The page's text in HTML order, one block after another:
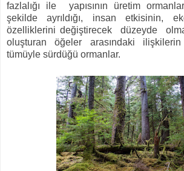
fazlalığı ile yapısının üretim
şekilde ayrıldığı, insan etkisinin,
özelliklerini değiştirecek düzeyde
oluşturan öğeler arasındaki
tümüyle sürdüğü ormanlar.